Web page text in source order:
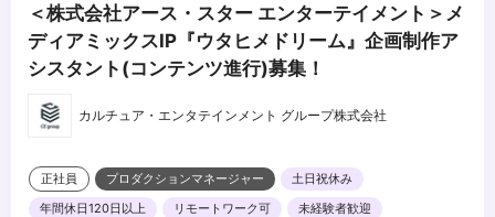
＜株式会社アース・スター エンターテイメント＞メ
ディアミックスIP『ウタヒメドリーム』企画制作ア
シスタント(コンテンツ進行)募集！
カルチュア・エンタテインメント グループ株式会社
正社員 プロダクションマネージャー
土日祝休み
年間休日120日以上
リモートワーク可 未経験者歓迎